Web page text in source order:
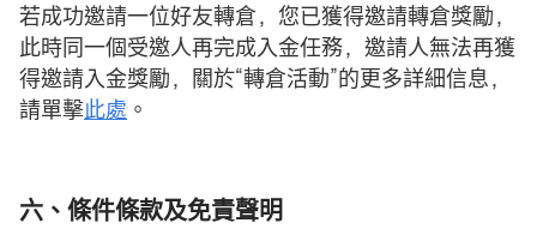
若成功邀請一位好友轉倉，您已獲得邀請轉倉獎勵，
此時同一個受邀人再完成入金任務，邀請人無法再獲
得邀請入金獎勵，關於“轉倉活動”的更多詳細信息，
請單擊此處 。
六、條件條款及免責聲明